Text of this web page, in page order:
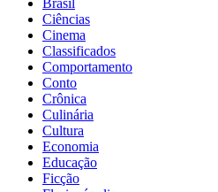
Brasil
Ciências
Cinema
Classificados
Comportamento
Conto
Crônica
Culinária
Cultura
Economia
Educação
Ficção